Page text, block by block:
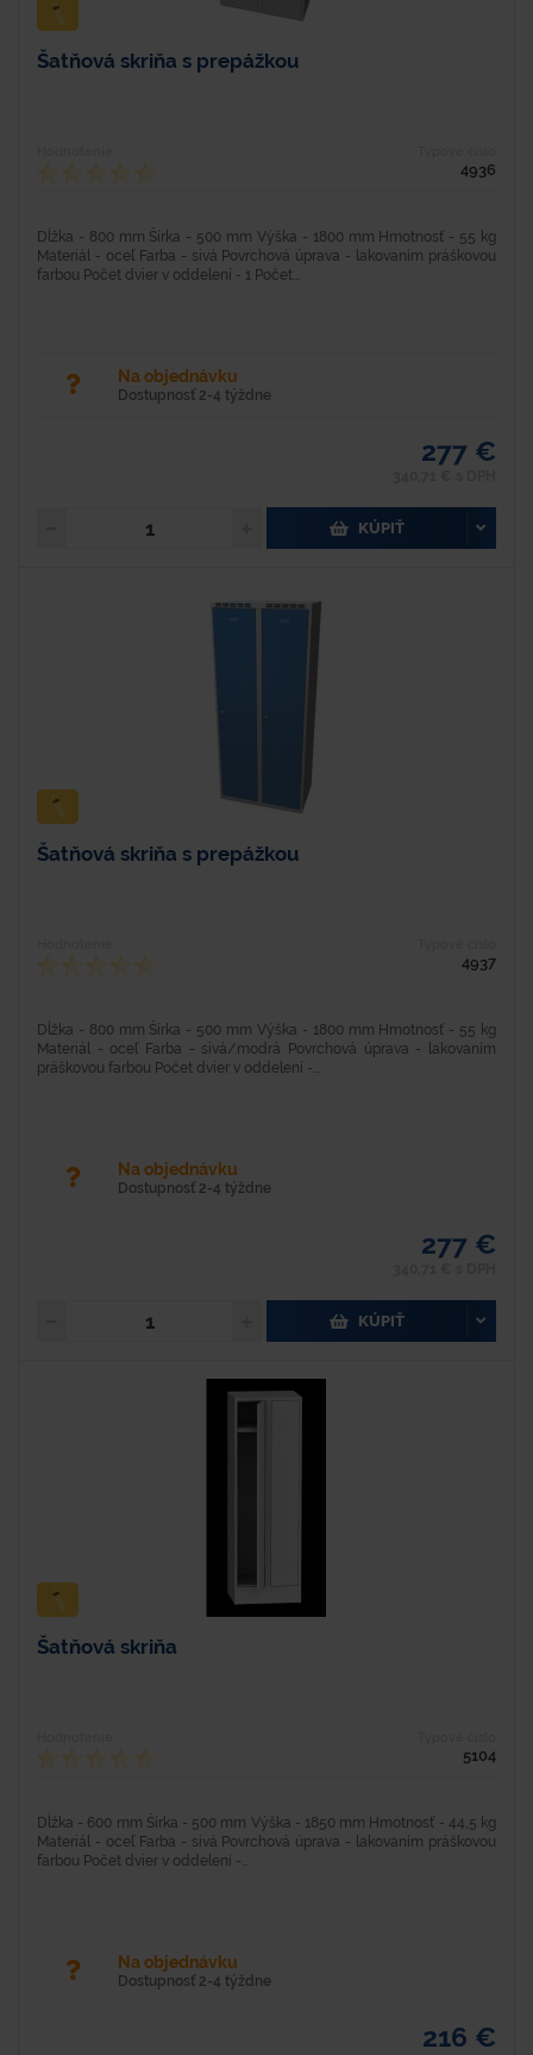
Šatňová skriňa s prepážkou
4936
Dĺžka - 800 mm Šírka - 500 mm Výška - 1800 mm Hmotnosť - 55 kg
Materiál - oceľ Farba - sivá Povrchová úprava - lakovaním práškovou
farbou Počet dvier v oddelení - 1 Počet...
Na objednávku
Dostupnosť 2-4 týždne
277 €
KÚPIŤ
Šatňová skriňa s prepážkou
4937
Dĺžka - 800 mm Šírka - 500 mm Výška - 1800 mm Hmotnosť - 55 kg
Materiál - oceľ Farba - sivá/modrá Povrchová úprava - lakovaním
práškovou farbou Počet dvier v oddelení -...
Na objednávku
Dostupnosť 2-4 týždne
277 €
KÚPIŤ
Šatňová skriňa
5104
Dĺžka - 600 mm Šírka - 500 mm Výška - 1850 mm Hmotnosť - 44,5 kg
Materiál - oceľ Farba - sivá Povrchová úprava - lakovaním práškovou
farbou Počet dvier v oddelení -...
Na objednávku
Dostupnosť 2-4 týždne
216 €